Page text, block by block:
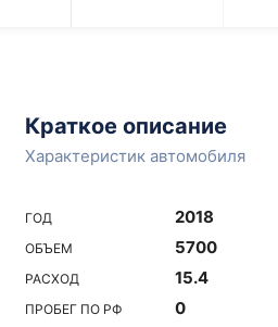
Краткое описание
Характеристик автомобиля
ГОД 2018
ОБЪЕМ 5700
РАСХОД 15.4
ПРОБЕГ ПО РФ 0